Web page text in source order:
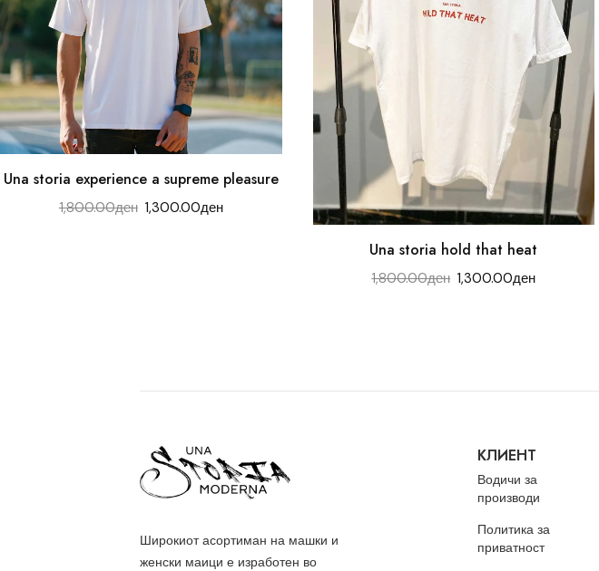
Una storia experience a supreme pleasure
1,800.00ден 1,300.00ден
Una storia hold that heat
1,800.00ден 1,300.00ден
Широкиот асортиман на машки и
женски маици е изработен во
КЛИЕНТ
Водичи за
производи
Политика за
приватност